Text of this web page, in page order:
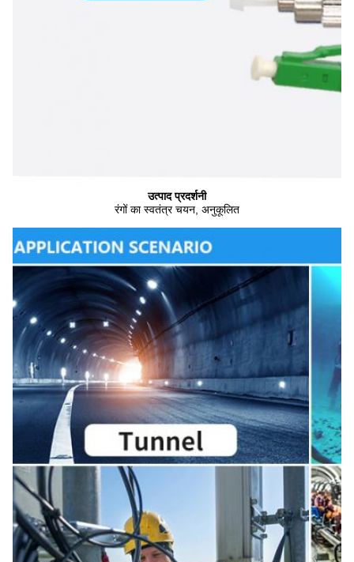
उत्पाद प्रदर्शनी
रंगों का स्वतंत्र चयन, अनुकूलित